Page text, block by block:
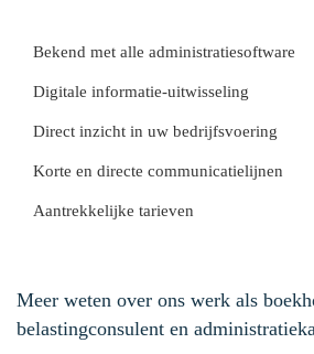
Bekend met alle administratiesoftware
Digitale informatie-uitwisseling
Direct inzicht in uw bedrijfsvoering
Korte en directe communicatielijnen
Aantrekkelijke tarieven
Meer weten over ons werk als
belastingconsulent en